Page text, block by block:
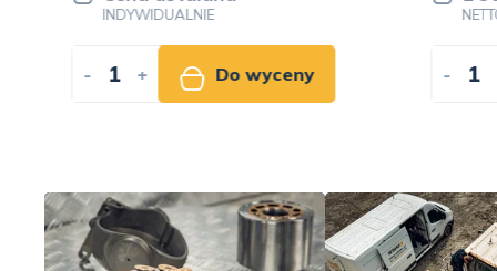
INDYWIDUALNIE
+ Do wyceny
NETTO
+